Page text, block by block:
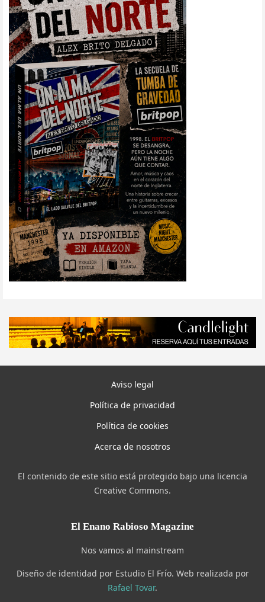
Aviso legal
Política de privacidad
Política de cookies
Acerca de nosotros
El contenido de este sitio está protegido bajo una licencia
Creative Commons.
El Enano Rabioso Magazine
Nos vamos al mainstream
Diseño de identidad por Estudio El Frío. Web realizada por
Rafael Tovar.